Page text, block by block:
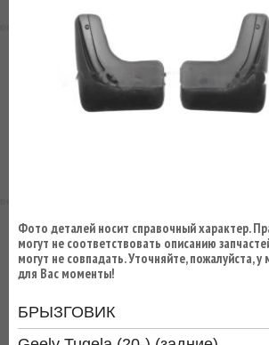
Фото деталей носит справочный характер.
могут не соответствовать описанию
могут не совпадать. Уточняйте, пожалуйста,
для Вас моменты!
БРЫЗГОВИК